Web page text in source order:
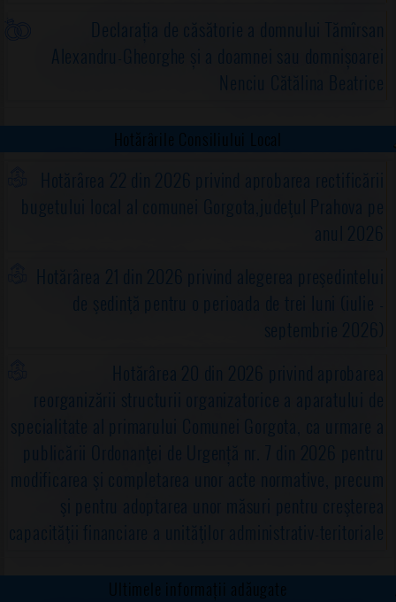
Declarația de căsătorie a domnului Tămîrsan
Alexandru-Gheorghe și a doamnei sau domnișoarei
Nenciu Cătălina Beatrice
Hotărârile Consiliului Local
Hotărârea 22 din 2026 privind aprobarea rectificării
bugetului local al comunei Gorgota,judeţul Prahova pe
anul 2026
Hotărârea 21 din 2026 privind alegerea preşedintelui
de şedinţă pentru o perioada de trei luni (iulie -
septembrie 2026)
Hotărârea 20 din 2026 privind aprobarea
reorganizării structurii organizatorice a aparatului de
specialitate al primarului Comunei Gorgota, ca urmare a
publicării Ordonanţei de Urgență nr. 7 din 2026 pentru
modificarea şi completarea unor acte normative, precum
şi pentru adoptarea unor măsuri pentru creşterea
capacităţii financiare a unităţilor administrativ-teritoriale
Ultimele informații adăugate